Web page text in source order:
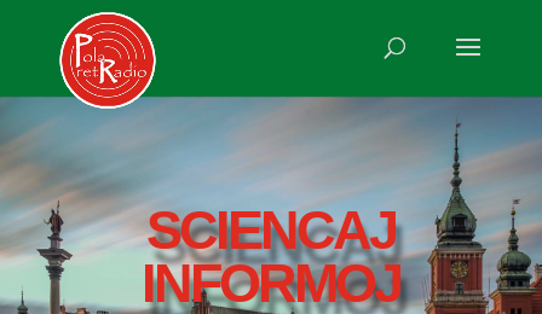
SCIENCAJ
INFORMOJ